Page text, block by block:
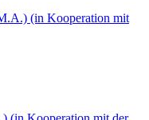
(in Kooperation mit